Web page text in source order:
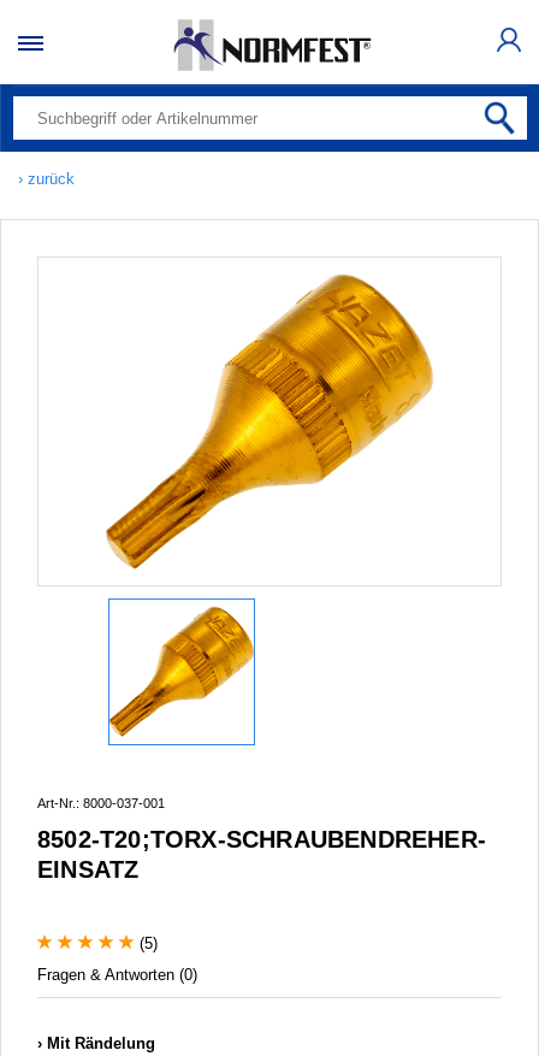
› zurück
Art-Nr.: 8000-037-001
8502-T20;TORX-SCHRAUBENDREHER-
EINSATZ
(5)
Fragen & Antworten (0)
Mit Rändelung